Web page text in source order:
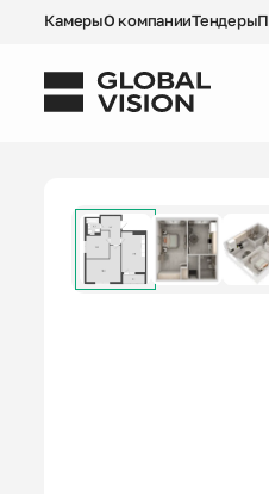
КамерыО компанииТендеры
Проекты